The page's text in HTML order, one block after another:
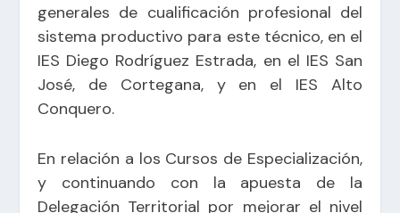
generales de cualificación profesional del
sistema productivo para este técnico, en el
IES Diego Rodríguez Estrada, en el IES San
José, de Cortegana, y en el IES Alto
Conquero.
En relación a los Cursos de Especialización,
y continuando con la apuesta de la
Delegación Territorial por mejorar el nivel